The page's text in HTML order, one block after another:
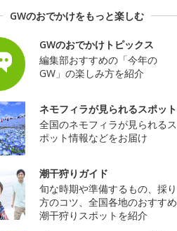
GWのおでかけをもっと楽しむ
GWのおでかけトピックス
編集部おすすめの「今年の
GW」の楽しみ方を紹介
ネモフィラが見られるスポット
全国のネモフィラが見られるス
ポット情報などをお届け
潮干狩りガイド
旬な時期や準備するもの、採り
方のコツ、全国各地のおすすめ
潮干狩りスポットを紹介